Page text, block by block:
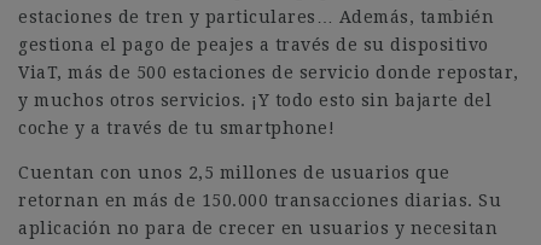
estaciones de tren y particulares… Además, también
gestiona el pago de peajes a través de su dispositivo
ViaT, más de 500 estaciones de servicio donde repostar,
y muchos otros servicios. ¡Y todo esto sin bajarte del
coche y a través de tu smartphone!
Cuentan con unos 2,5 millones de usuarios que
retornan en más de 150.000 transacciones diarias. Su
aplicación no para de crecer en usuarios y necesitan